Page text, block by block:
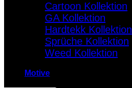
Cartoon Kollektion
GA Kollektion
Hardtekk Kollektion
Sprüche Kollektion
Weed Kollektion
Motive